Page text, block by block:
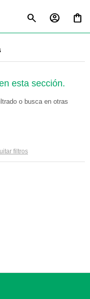
esta sección.
o busca en otras
filtros